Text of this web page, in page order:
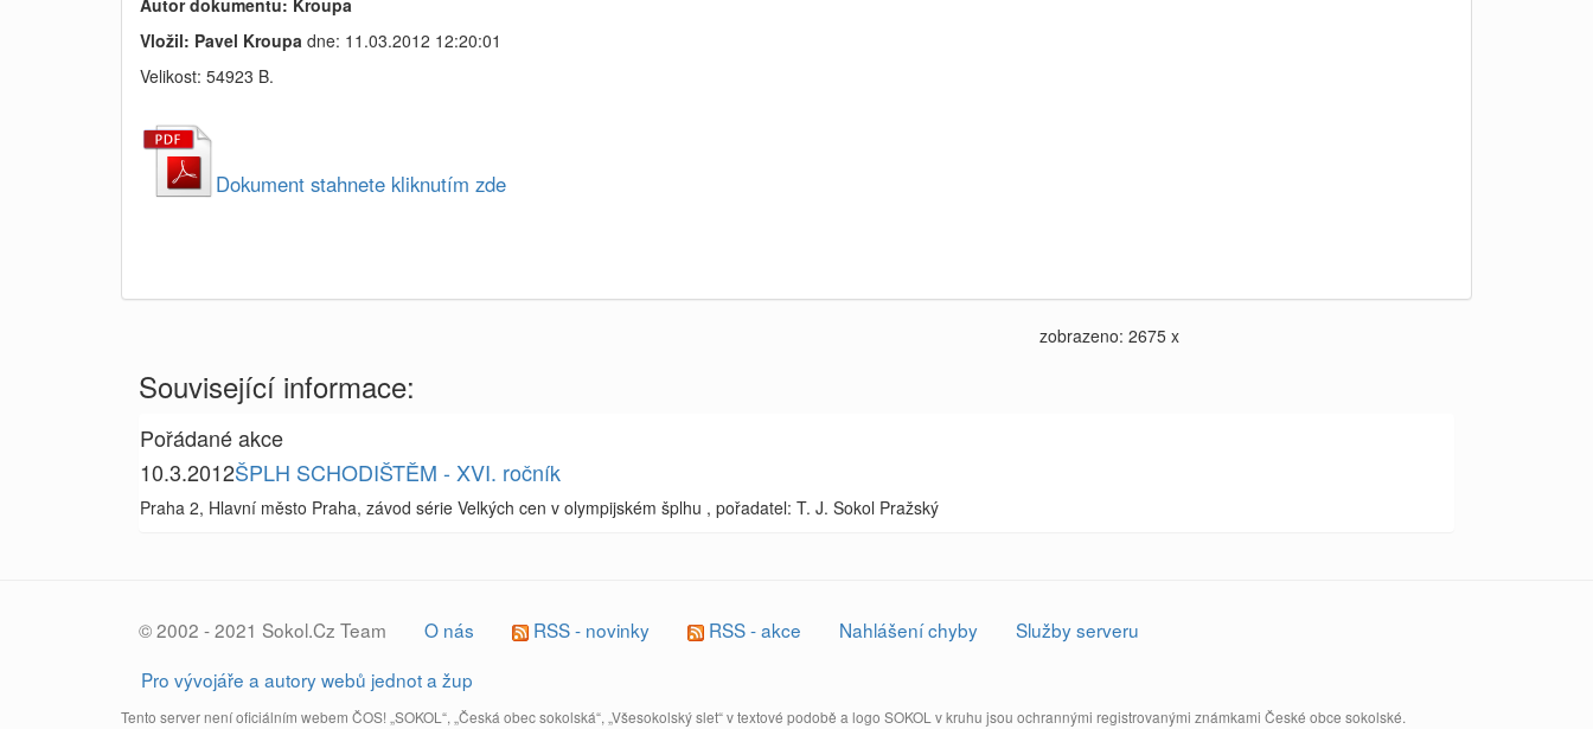
Autor dokumentu: Kroupa
Vložil: Pavel Kroupa dne: 11.03.2012 12:20:01
Velikost: 54923 B.
Dokument stahnete kliknutím zde
zobrazeno: 2675 x
Související informace:
Pořádané akce
10.3.2012ŠPLH SCHODIŠTĚM - XVI. ročník
Praha 2, Hlavní město Praha, závod série Velkých cen v olympijském šplhu , pořadatel: T. J. Sokol Pražský
© 2002 - 2021 Sokol.Cz Team O nás RSS - novinky RSS - akce Nahlášení chyby
Služby serveru
Pro vývojáře a autory webů jednot a žup
Tento server není oficiálním webem ČOS! „SOKOL“, „Česká obec sokolská“, „Všesokolský slet“ v textové podobě a logo SOKOL v kruhu jsou ochrannými registrovanými známkami České obce sokolské.